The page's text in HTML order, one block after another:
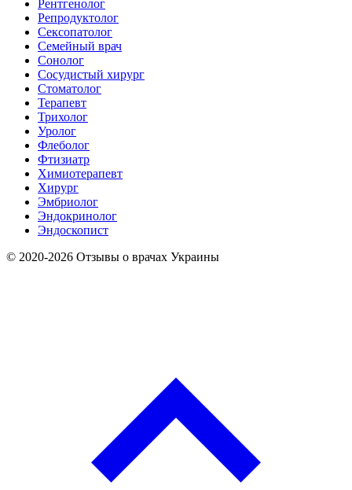
Рентгенолог
Репродуктолог
Сексопатолог
Семейный врач
Сонолог
Сосудистый хирург
Стоматолог
Терапевт
Трихолог
Уролог
Флеболог
Фтизиатр
Химиотерапевт
Хирург
Эмбриолог
Эндокринолог
Эндоскопист
© 2020-2026 Отзывы о врачах Украины